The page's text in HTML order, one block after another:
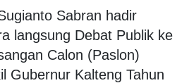
Sabran hadir
langsung Debat Publik ke
Calon (Paslon)
Gubernur Kalteng Tahun